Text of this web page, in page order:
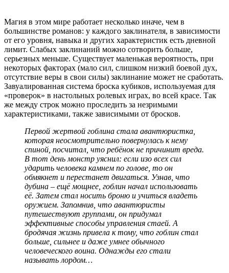
Магия в этом мире работает несколько иначе, чем в
большинстве романов: у каждого заклинателя, в зависимости
от его уровня, навыка и других характеристик есть дневной
лимит. Слабых заклинаний можно сотворить больше,
серьезных меньше. Существует маленькая вероятность, при
некоторых факторах (мало сил, слишком низкий боевой дух,
отсутствие веры в свои силы) заклинание может не сработать.
Завуалированная система броска кубиков, используемая для
«проверок» в настольных ролевых играх, во всей красе. Так
же между строк можно проследить за незримыми
характеристиками, также зависимыми от бросков.
Первой жертвой гоблина стала авантюристка,
которая неосмотрительно повернулась к нему
спиной, посчитал, что ребёнок не причинит вреда.
В тот день монстр уяснил: если изо всех сил
ударить человека камнем по голове, то он
обмякнет и перестанет двигаться. Узнав, что
дубина – ещё мощнее, гоблин начал использовать
её. Затем стал носить броню и учиться владеть
оружием. Запомнив, что авантюристы
путешествуют группами, он придумал
эффективные способы управления стаей. А
бродячая жизнь привела к тому, что гоблин стал
больше, сильнее и даже умнее обычного
человеческого воина. Однажды его стали
называть лордом…